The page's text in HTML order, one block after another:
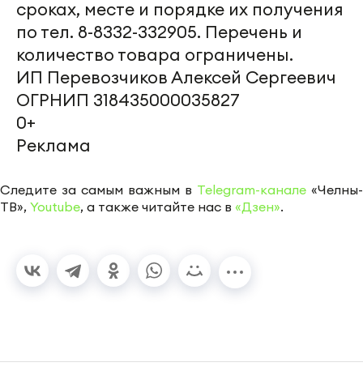
сроках, месте и порядке их получения
по тел. 8-8332-332905. Перечень и
количество товара ограничены.
ИП Перевозчиков Алексей Сергеевич
ОГРНИП 318435000035827
0+
Реклама
Следите за самым важным в Telegram-канале «Челны-
ТВ», Youtube, а также читайте нас в «Дзен».